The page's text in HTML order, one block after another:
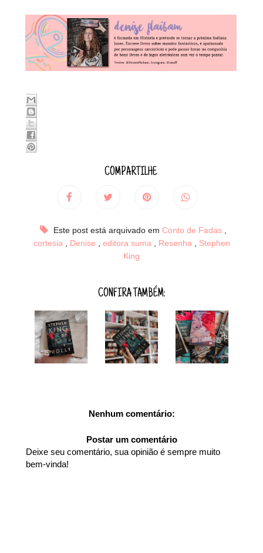
COMPARTILHE
Este post está arquivado em Conto de Fadas
cortesia
Denise editora suma Resenha
Stephen
King
CONFIRA TAMBÉM:
Nenhum comentário:
Postar um comentário
Deixe seu comentário, sua opinião é sempre muito
bem-vinda!